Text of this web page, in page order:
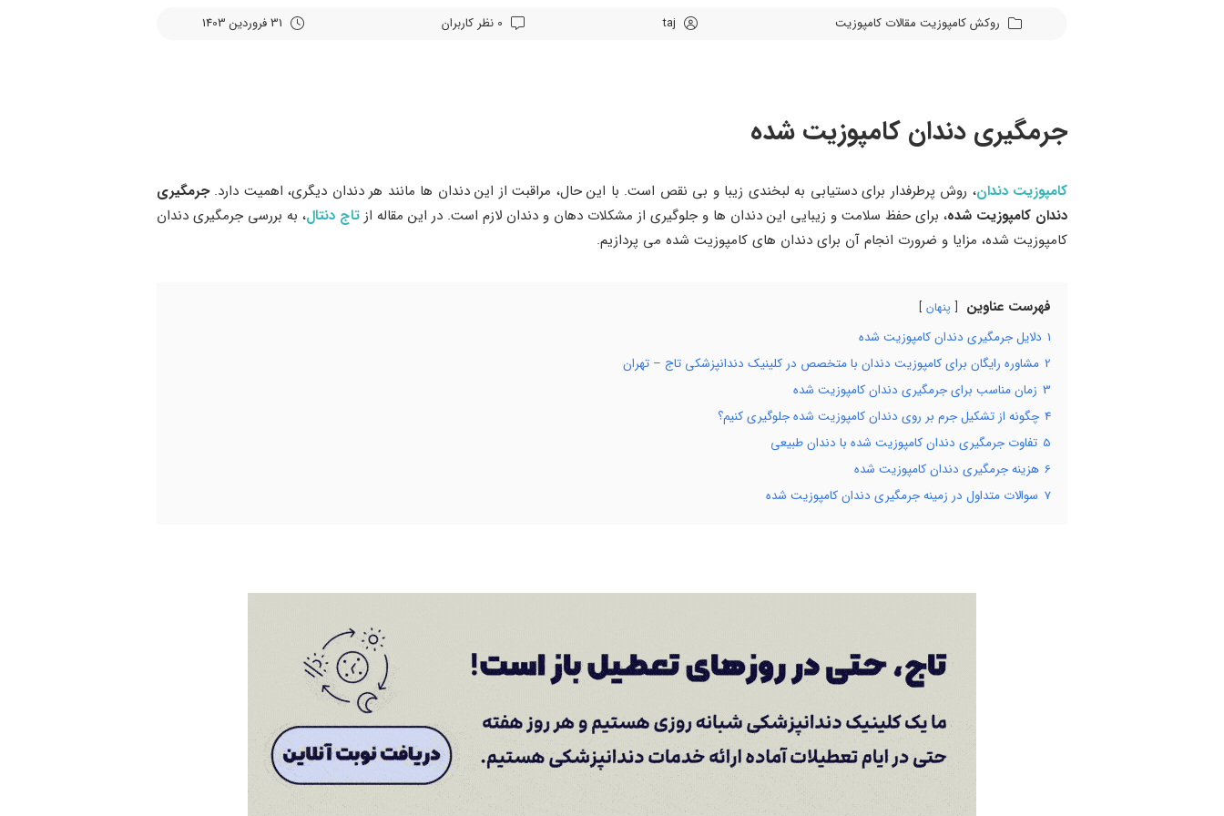
روکش کامپوزیت مقالات کامپوزیت taj
جرمگیری دندان کامپوزیت شده
کامپوزیت دندان، روش پرطرفدار برای دستیابی به لبخندی زیبا و بی ‌نقص است. با این حال، مراقبت از این دندان ‌ها مانند هر دندان دیگری، اهمیت دارد.جرمگیری
دندان کامپوزیت شده، برای حفظ سلامت و زیبایی این دندان ‌ها و جلوگیری از مشکلات دهان و دندان لازم است. در این مقاله از تاج دنتال، به بررسی جرمگیری دندان
کامپوزیت شده، مزایا و ضرورت انجام آن برای دندان ‌های کامپوزیت شده می ‌پردازیم.
فهرست عناوین پنهان
1 دلایل جرمگیری دندان کامپوزیت شده
2 مشاوره رایگان برای کامپوزیت دندان با متخصص در کلینیک دندانپزشکی تاج – تهران
3 زمان مناسب برای جرمگیری دندان کامپوزیت شده
4 چگونه از تشکیل جرم بر روی دندان کامپوزیت شده جلوگیری کنیم؟
5 تفاوت جرمگیری دندان کامپوزیت شده با دندان طبیعی
6 هزینه جرمگیری دندان کامپوزیت شده
7 سوالات متداول در زمینه جرمگیری دندان کامپوزیت شده